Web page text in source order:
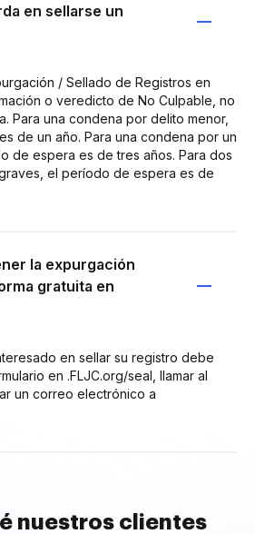
en sellarse un
/ Sellado de Registros en
o veredicto de No Culpable, no
Para una condena por delito menor,
de un año. Para una condena por un
de espera es de tres años. Para dos
el período de espera es de
la expurgación
gratuita en
en sellar su registro debe
en .FLJC.org/seal, llamar al
un correo electrónico a
nuestros clientes